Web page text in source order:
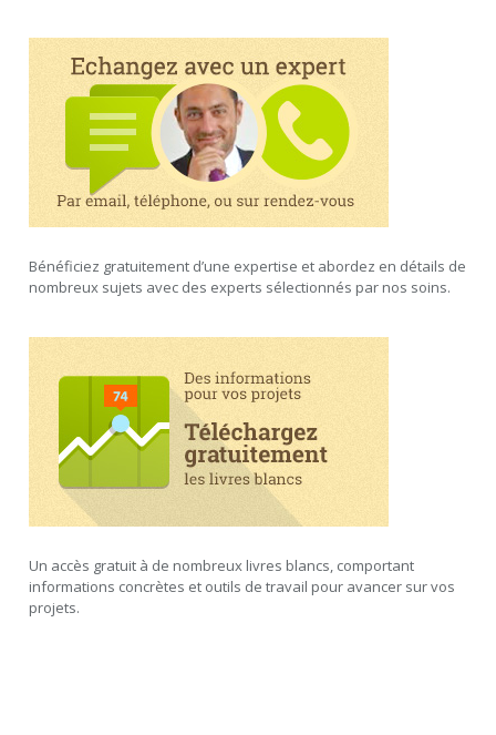
Bénéficiez gratuitement d’une expertise et abordez en détails de
nombreux sujets avec des experts sélectionnés par nos soins.
Un accès gratuit à de nombreux livres blancs, comportant
informations concrètes et outils de travail pour avancer sur vos
projets.